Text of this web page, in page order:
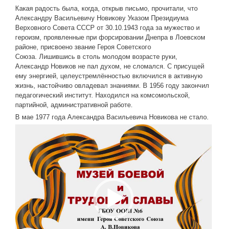
Какая радость была, когда, открыв письмо, прочитали, что
Александру Васильевичу Новикову Указом Президиума
Верховного Совета СССР от 30.10.1943 года за мужество и
героизм, проявленные при форсировании Днепра в Лоевском
районе, присвоено звание Героя Советского
Союза. Лишившись в столь молодом возрасте руки,
Александр Новиков не пал духом, не сломался. С присущей
ему энергией, целеустремлённостью включился в активную
жизнь, настойчиво овладевал знаниями. В 1956 году закончил
педагогический институт. Находился на комсомольской,
партийной, административной работе.
В мае 1977 года Александра Васильевича Новикова не стало.